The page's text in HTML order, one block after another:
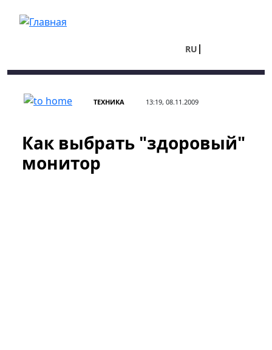
RU
ТЕХНИКА 13:19, 08.11.2009
Как выбрать "здоровый"
монитор